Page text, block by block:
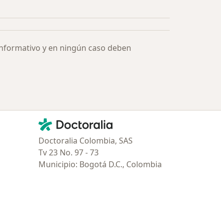
y en ningún caso deben
Contacto
Doctoralia - Página de inicio
Doctoralia Colombia, SAS
Tv 23 No. 97 - 73
Municipio: Bogotá D.C., Colombia